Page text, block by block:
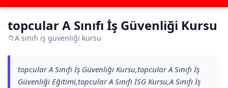
topcular A Sınıfı İş Güvenliği Kursu
📁A sınıfı iş güvenliği kursu
topcular A Sınıfı İş Güvenliği Kursu,topcular A Sınıfı İş
Güvenliği Eğitimi,topcular A Sınıfı İSG Kursu,A Sınıfı İş